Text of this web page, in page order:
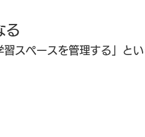
る
スペースを管理する」と